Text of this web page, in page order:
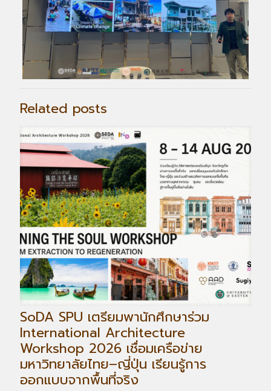
Related posts
SoDA SPU เตรียมพานักศึกษาร่วม
International Architecture
Workshop 2026 เชื่อมเครือข่าย
มหาวิทยาลัยไทย–ญี่ปุ่น เรียนรู้การ
ออกแบบจากพื้นที่จริง